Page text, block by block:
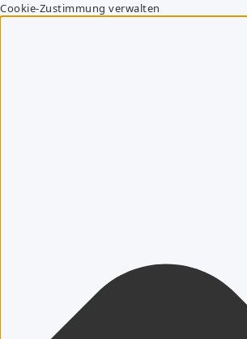
Cookie-Zustimmung verwalten